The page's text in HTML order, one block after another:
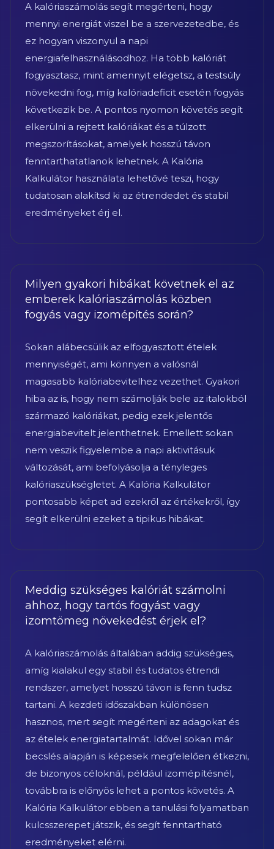
A kalóriaszámolás segít megérteni, hogy
mennyi energiát viszel be a szervezetedbe, és
ez hogyan viszonyul a napi
energiafelhasználásodhoz. Ha több kalóriát
fogyasztasz, mint amennyit elégetsz, a testsúly
növekedni fog, míg kalóriadeficit esetén fogyás
következik be. A pontos nyomon követés segít
elkerülni a rejtett kalóriákat és a túlzott
megszorításokat, amelyek hosszú távon
fenntarthatatlanok lehetnek. A Kalória
Kalkulátor használata lehetővé teszi, hogy
tudatosan alakítsd ki az étrendedet és stabil
eredményeket érj el.
Milyen gyakori hibákat követnek el az
emberek kalóriaszámolás közben
fogyás vagy izomépítés során?
Sokan alábecsülik az elfogyasztott ételek
mennyiségét, ami könnyen a valósnál
magasabb kalóriabevitelhez vezethet. Gyakori
hiba az is, hogy nem számolják bele az italokból
származó kalóriákat, pedig ezek jelentős
energiabevitelt jelenthetnek. Emellett sokan
nem veszik figyelembe a napi aktivitásuk
változását, ami befolyásolja a tényleges
kalóriaszükségletet. A Kalória Kalkulátor
pontosabb képet ad ezekről az értékekről, így
segít elkerülni ezeket a tipikus hibákat.
Meddig szükséges kalóriát számolni
ahhoz, hogy tartós fogyást vagy
izomtömeg növekedést érjek el?
A kalóriaszámolás általában addig szükséges,
amíg kialakul egy stabil és tudatos étrendi
rendszer, amelyet hosszú távon is fenn tudsz
tartani. A kezdeti időszakban különösen
hasznos, mert segít megérteni az adagokat és
az ételek energiatartalmát. Idővel sokan már
becslés alapján is képesek megfelelően étkezni,
de bizonyos céloknál, például izomépítésnél,
továbbra is előnyös lehet a pontos követés. A
Kalória Kalkulátor ebben a tanulási folyamatban
kulcsszerepet játszik, és segít fenntartható
eredményeket elérni.